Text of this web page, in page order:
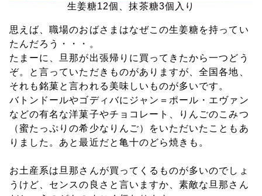
生姜糖12個、抹茶糖3個入り
思えば、職場のおばさまはなぜこの生姜糖を持ってい
たんだろう・・・。
たまーに、旦那が出張帰りに買ってきたから一つどう
ぞ。と言っていただきものがありますが、全国各地、
それも銘菓と言われる美味しいものが多いです。
バトンドールやゴディバにジャン＝ポール・エヴァン
などの有名な洋菓子やチョコレート、りんごのこみつ
（蜜たっぷりの希少なりんご）をいただいたこともあ
りました。あと最近だと亀十のどら焼きも。
お土産系は旦那さんが買ってくるものが多いのでしょ
うけど、センスの良さと言いますか、素敵な旦那さん